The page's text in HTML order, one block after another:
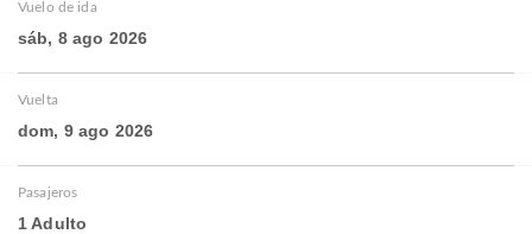
Vuelo de ida
sáb, 8 ago 2026
Vuelta
dom, 9 ago 2026
Pasajeros
1 Adulto